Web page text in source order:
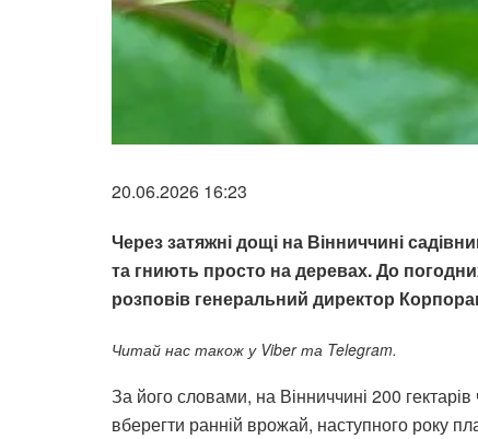
20.06.2026 16:23
Через затяжні дощі на Вінниччині
та гниють просто на деревах. До
розповів генеральний директор
Читай нас також у Viber та Telegram.
За його словами, на Вінниччині 200
вберегти ранній врожай, наступного року